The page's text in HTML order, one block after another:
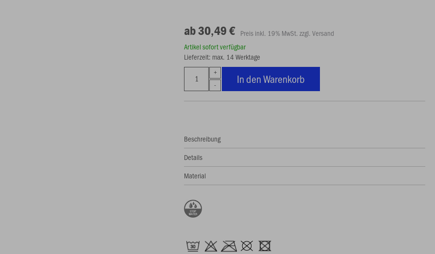
ab 30,49 € Preis inkl. 19% MwSt. zzgl. Versand
Artikel sofort verfügbar
Lieferzeit: max. 14 Werktage
In den Warenkorb
Beschreibung
Details
Material